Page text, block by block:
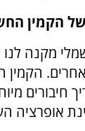
של הקמין
מקנה לנו
חיבורים
אופרציה